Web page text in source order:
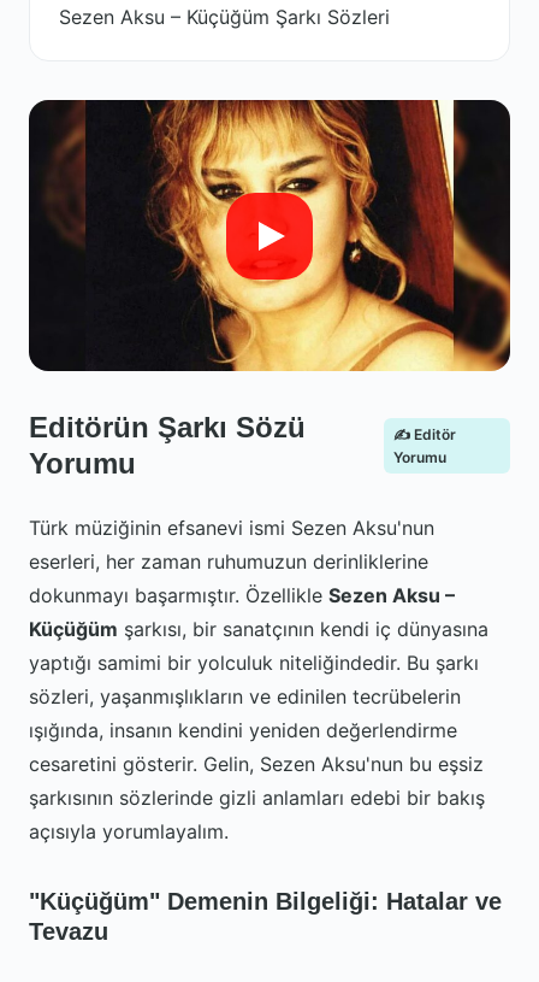
Sezen Aksu – Küçüğüm Şarkı Sözleri
Editörün Şarkı Sözü
Yorumu
✍️ Editör
Yorumu
Türk müziğinin efsanevi ismi Sezen Aksu'nun
eserleri, her zaman ruhumuzun derinliklerine
dokunmayı başarmıştır. Özellikle Sezen Aksu –
Küçüğüm şarkısı, bir sanatçının kendi iç dünyasına
yaptığı samimi bir yolculuk niteliğindedir. Bu şarkı
sözleri, yaşanmışlıkların ve edinilen tecrübelerin
ışığında, insanın kendini yeniden değerlendirme
cesaretini gösterir. Gelin, Sezen Aksu'nun bu eşsiz
şarkısının sözlerinde gizli anlamları edebi bir bakış
açısıyla yorumlayalım.
"Küçüğüm" Demenin Bilgeliği: Hatalar ve
Tevazu